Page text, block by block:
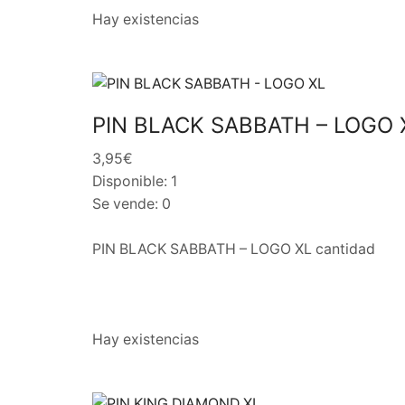
Hay existencias
PIN BLACK SABBATH – LOGO
3,95€
Disponible: 1
Se vende: 0
PIN BLACK SABBATH – LOGO XL cantidad
Hay existencias